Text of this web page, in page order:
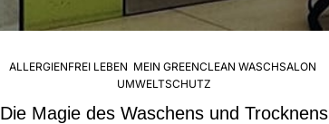
ALLERGIENFREI LEBEN MEIN GREENCLEAN WASCHSALON
UMWELTSCHUTZ
Die Magie des Waschens und Trocknens